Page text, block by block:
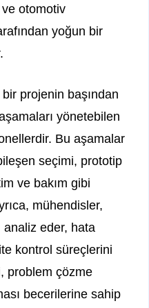
otomotiv
yoğun bir
projenin başından
yönetebilen
Bu aşamalar
seçimi, prototip
ve bakım gibi
mühendisler,
analiz eder, hata
kontrol süreçlerini
problem çözme
becerilerine sahip